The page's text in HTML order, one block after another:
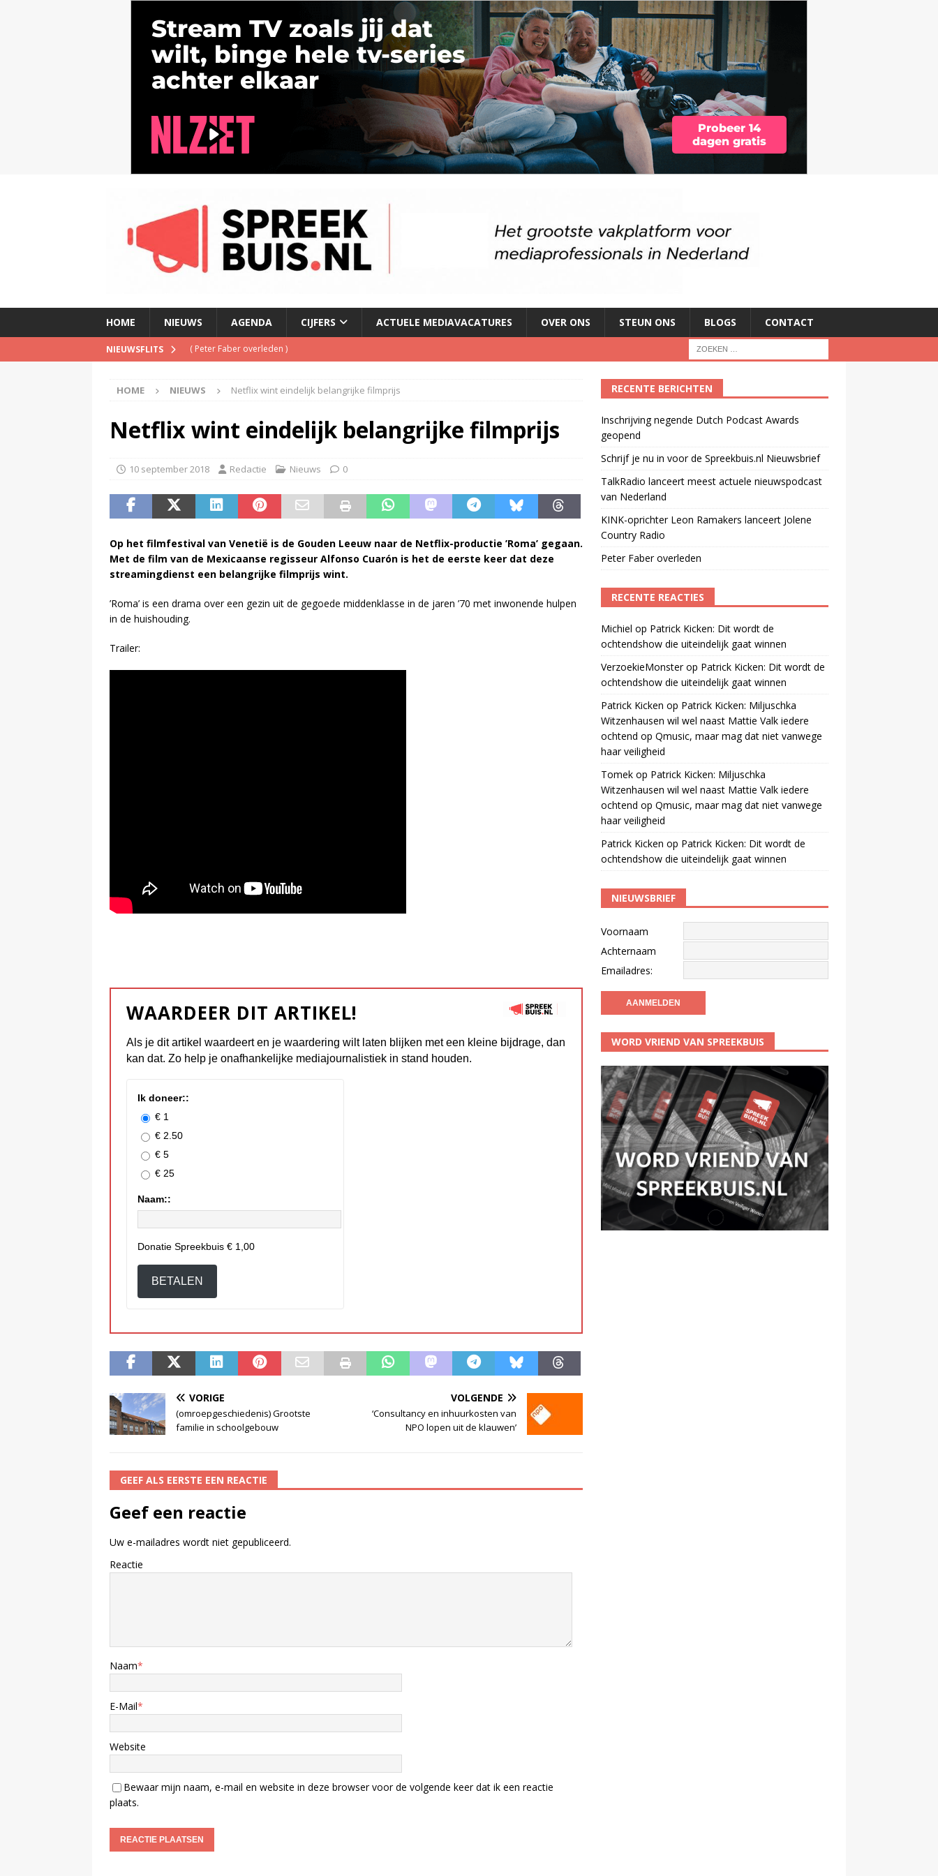
HOME NIEUWS AGENDA CIJFERS ACTUELE MEDIAVACATURES OVER ONS STEUN ONS BLOGS CONTACT
NIEUWSFLITS ( Inschrijving negende Dutch Podcast Awards geopend
(TalkRadio lanceert meest actuele nieuwspodcast van Nederland
KINK-oprichter Leon Ramakers lanceert Jolene Country Radio
HOME NIEUWS Netflix wint eindelijk belangrijke filmprijs
Netflix wint eindelijk belangrijke filmprijs
10 september 2018 Redactie Nieuws 0
Op het filmfestival van Venetië is de Gouden Leeuw naar de Netflix-productie ’Roma’ gegaan.
Met de film van de Mexicaanse regisseur Alfonso Cuarón is het de eerste keer dat deze
streamingdienst een belangrijke filmprijs wint.
’Roma’ is een drama over een gezin uit de gegoede middenklasse in de jaren ’70 met inwonende hulpen
in de huishouding.
Trailer:
WAARDEER DIT ARTIKEL!
Als je dit artikel waardeert en je waardering wilt laten blijken met een kleine bijdrage, dan
kan dat. Zo help je onafhankelijke mediajournalistiek in stand houden.
Ik doneer::
€ 1
€ 2.50
€ 5
€ 25
Naam::
Donatie Spreekbuis € 1,00
BETALEN
VORIGE
(omroepgeschiedenis) Grootste
familie in schoolgebouw
VOLGENDE
‘Consultancy en inhuurkosten van
NPO lopen uit de klauwen’
GEEF ALS EERSTE EEN REACTIE
Geef een reactie
Uw e-mailadres wordt niet gepubliceerd.
Reactie
Naam*
E-Mail*
Website
Bewaar mijn naam, e-mail en website in deze browser voor de volgende keer dat ik een reactie
plaats.
RECENTE BERICHTEN
Inschrijving negende Dutch Podcast Awards
geopend
Schrijf je nu in voor de Spreekbuis.nl Nieuwsbrief
TalkRadio lanceert meest actuele nieuwspodcast
van Nederland
KINK-oprichter Leon Ramakers lanceert Jolene
Country Radio
Peter Faber overleden
RECENTE REACTIES
Michiel op Patrick Kicken: Dit wordt de
ochtendshow die uiteindelijk gaat winnen
VerzoekieMonsterop Patrick Kicken: Dit wordt de
ochtendshow die uiteindelijk gaat winnen
Patrick Kicken op Patrick Kicken: Miljuschka
Witzenhausen wil wel naast Mattie Valk iedere
ochtend op Qmusic, maar mag dat niet vanwege
haar veiligheid
Tomekop Patrick Kicken: Miljuschka
Witzenhausen wil wel naast Mattie Valk iedere
ochtend op Qmusic, maar mag dat niet vanwege
haar veiligheid
Patrick Kicken op Patrick Kicken: Dit wordt de
ochtendshow die uiteindelijk gaat winnen
NIEUWSBRIEF
Voornaam
Achternaam
Emailadres:
WORD VRIEND VAN SPREEKBUIS